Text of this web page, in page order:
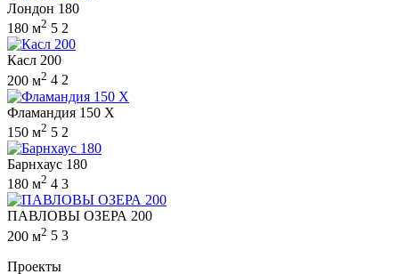
Лондон 180
180 м2 5 2
Касл 200
200 м2 4 2
Фламандия 150 X
150 м2 5 2
Барнхаус 180
180 м2 4 3
ПАВЛОВЫ ОЗЕРА 200
200 м2 5 3
Проекты